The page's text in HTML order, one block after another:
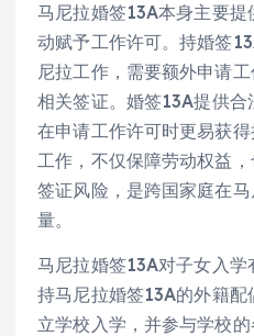
马尼拉婚签13A本身主要提
动赋予工作许可。持婚签
尼拉工作，需要额外申请
相关签证。婚签13A提供
在申请工作许可时更易获
工作，不仅保障劳动权益
签证风险，是跨国家庭在
量。
马尼拉婚签13A对子女入学
持马尼拉婚签13A的外籍
立学校入学，并参与学校